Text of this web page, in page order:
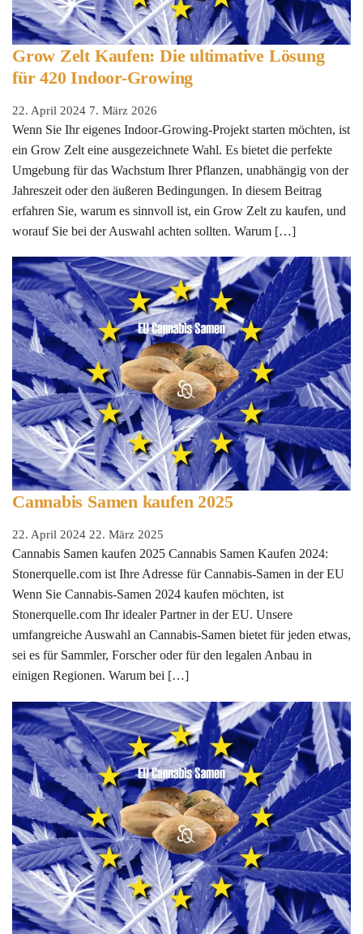
Grow Zelt Kaufen: Die ultimative Lösung
für 420 Indoor-Growing
22. April 2024 7. März 2026
Wenn Sie Ihr eigenes Indoor-Growing-Projekt starten möchten, ist
ein Grow Zelt eine ausgezeichnete Wahl. Es bietet die perfekte
Umgebung für das Wachstum Ihrer Pflanzen, unabhängig von der
Jahreszeit oder den äußeren Bedingungen. In diesem Beitrag
erfahren Sie, warum es sinnvoll ist, ein Grow Zelt zu kaufen, und
worauf Sie bei der Auswahl achten sollten. Warum […]
Cannabis Samen kaufen 2025
22. April 2024 22. März 2025
Cannabis Samen kaufen 2025 Cannabis Samen Kaufen 2024:
Stonerquelle.com ist Ihre Adresse für Cannabis-Samen in der EU
Wenn Sie Cannabis-Samen 2024 kaufen möchten, ist
Stonerquelle.com Ihr idealer Partner in der EU. Unsere
umfangreiche Auswahl an Cannabis-Samen bietet für jeden etwas,
sei es für Sammler, Forscher oder für den legalen Anbau in
einigen Regionen. Warum bei […]